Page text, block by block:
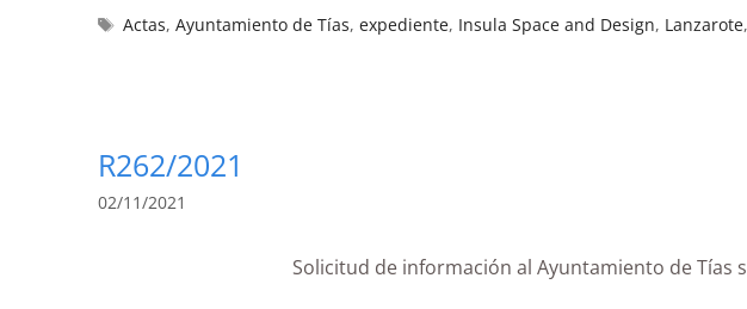
Actas,Ayuntamiento de Tías,expediente, Insula Space and Design, Lanzarote
R262/2021
02/11/2021
Solicitud de información al Ayuntamiento de